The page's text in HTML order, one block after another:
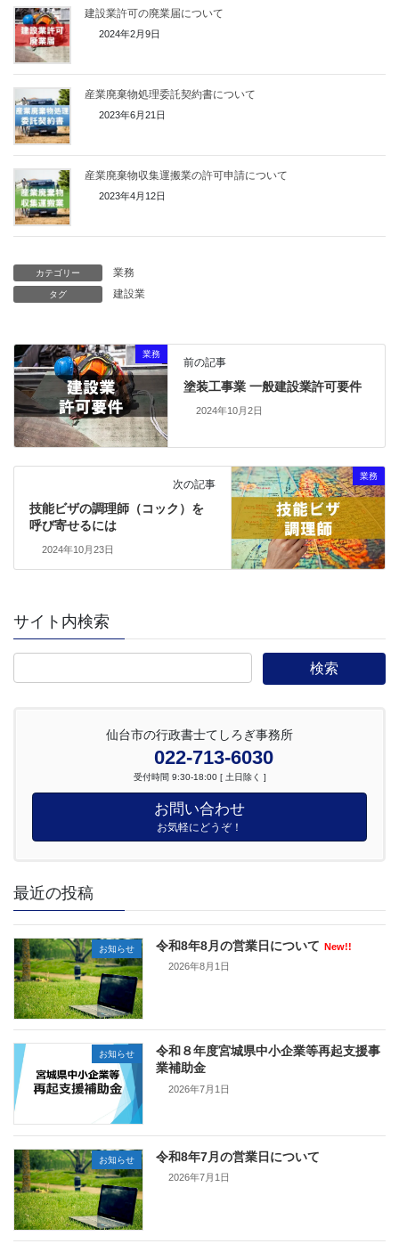
建設業許可の廃業届について
2024年2月9日
産業廃棄物処理委託契約書について
2023年6月21日
産業廃棄物収集運搬業の許可申請について
2023年4月12日
カテゴリー 業務
タグ 建設業
業務
前の記事
塗装工事業 一般建設業許可要件
2024年10月2日
業務
次の記事
技能ビザの調理師（コック）を
呼び寄せるには
2024年10月23日
サイト内検索
仙台市の行政書士てしろぎ事務所
022-713-6030
受付時間 9:30-18:00 [ 土日除く ]
お問い合わせ
お気軽にどうぞ！
最近の投稿
お知らせ 令和8年8月の営業日について New!!
2026年8月1日
お知らせ
令和８年度宮城県中小企業等再起支援事
業補助金
2026年7月1日
お知らせ 令和8年7月の営業日について
2026年7月1日